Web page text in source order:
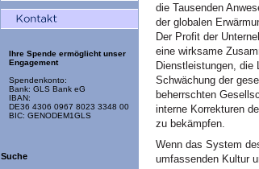
Ihre Spende ermöglicht unser
Engagement
Spendenkonto:
Bank: GLS Bank eG
IBAN:
DE36 4306 0967 8023 3348 00
BIC: GENODEM1GLS
Suche
die Tausenden
der globalen
Der Profit der
eine wirksame
Dienstleistungen, die
Schwächung der
beherrschten
interne Korrekturen
zu bekämpfen.
Wenn das System
umfassenden Kultur